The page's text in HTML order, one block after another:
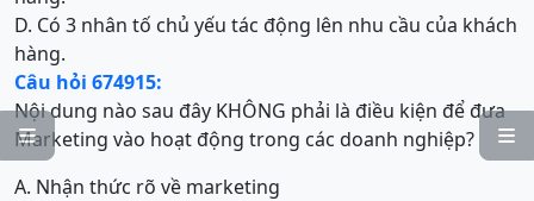


D. Có 3 nhân tố chủ yếu tác động lên nhu cầu của khách
hàng.
Câu hỏi 674915:
Nội dung nào sau đây KHÔNG phải là điều kiện để đưa
Marketing vào hoạt động trong các doanh nghiệp?
A. Nhận thức rõ về marketing